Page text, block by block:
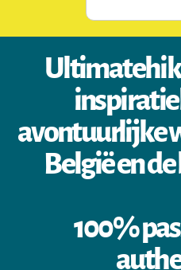
avontuurlijke
België en
100%